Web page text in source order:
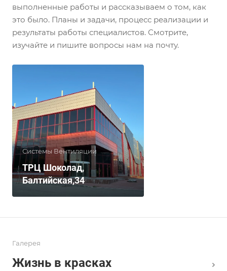
выполненные работы и рассказываем о том, как
это было. Планы и задачи, процесс реализации и
результаты работы специалистов. Смотрите,
изучайте и пишите вопросы нам на почту.
Системы Вентиляции
ТРЦ Шоколад,
Балтийская,34
Галерея
Жизнь в красках